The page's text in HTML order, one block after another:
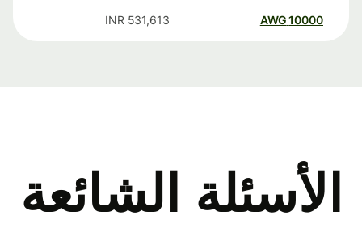
10000
AWG
531,613
INR
الأسئلة الشائعة